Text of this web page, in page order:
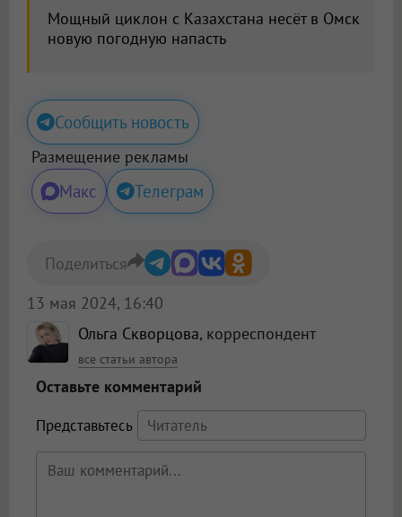
Мощный циклон с Казахстана несёт в Омск
новую погодную напасть
Сообщить новость
Размещение рекламы
Макс Телеграм
Ольга Скворцова, корреспондент
все статьи автора
13 мая 2024, 16:40
Поделиться
Оставьте комментарий
Представьтесь